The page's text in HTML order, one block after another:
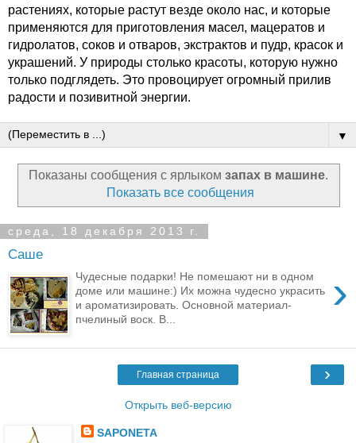
растениях, которые растут везде около нас, и которые
применяются для приготовления масел, мацератов и
гидролатов, соков и отваров, экстрактов и пудр, красок и
украшений. У природы столько красоты, которую нужно
только подглядеть. Это провоцирует огромный прилив
радости и позивитной энергии.
▼
Показаны сообщения с ярлыком запах в машине.
Показать все сообщения
среда, 18 декабря 2013 г.
Саше
›
Чудесные подарки! Не помешают ни в одном
доме или машине:) Их можна чудесно украсить
и ароматизировать. Основной материал-
пчелиный воск. В...
›
Главная страница
Открыть веб-версию
SAPONETA